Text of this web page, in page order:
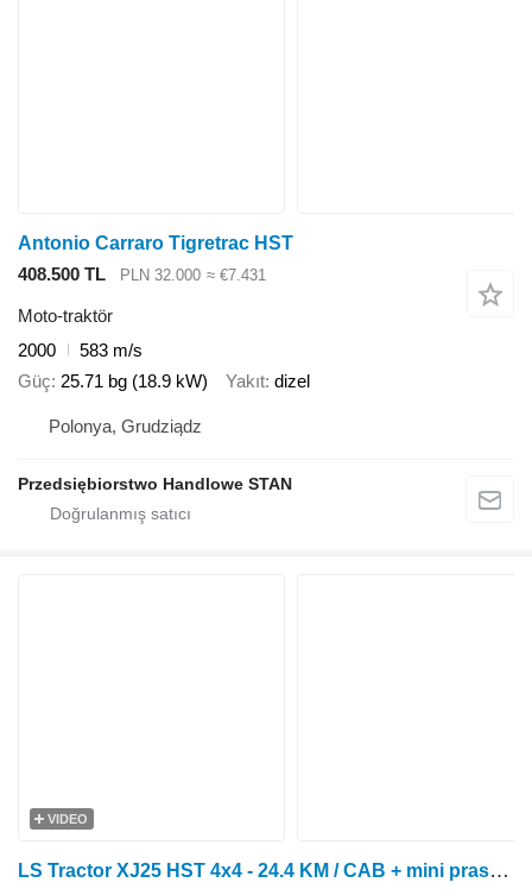
Antonio Carraro Tigretrac HST
408.500 TL
PLN 32.000 ≈ €7.431
Moto-traktör
2000
583 m/s
Güç 25.71 bg (18.9 kW) Yakıt dizel
Polonya, Grudziądz
Przedsiębiorstwo Handlowe STAN
VIDEO
LS Tractor XJ25 HST 4x4 - 24.4 KM / CAB + mini prasa zwijająca do b